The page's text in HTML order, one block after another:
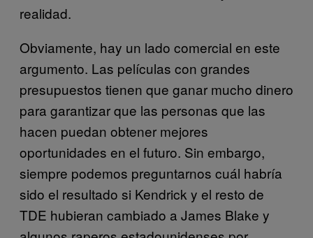
realidad.
Obviamente, hay un lado comercial en este
argumento. Las películas con grandes
presupuestos tienen que ganar mucho dinero
para garantizar que las personas que las
hacen puedan obtener mejores
oportunidades en el futuro. Sin embargo,
siempre podemos preguntarnos cuál habría
sido el resultado si Kendrick y el resto de
TDE hubieran cambiado a James Blake y